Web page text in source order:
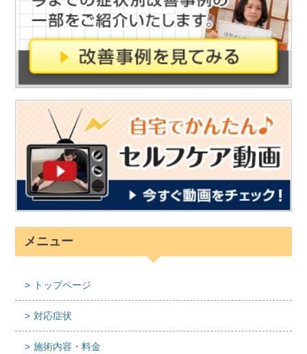
メニュー
トップページ
対応症状
施術内容・料金